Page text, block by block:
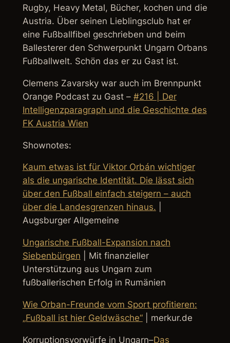
Rugby, Heavy Metal, Bücher, kochen und die
Austria. Über seinen Lieblingsclub hat er
eine Fußballfibel geschrieben und beim
Ballesterer den Schwerpunkt Ungarn Orbans
Fußballwelt. Schön das er zu Gast ist.
Clemens Zavarsky war auch im Brennpunkt
Orange Podcast zu Gast – #216 | Der
Intelligenzparagraph und die Geschichte des
FK Austria Wien
Shownotes:
Kaum etwas ist für Viktor Orbán wichtiger
als die ungarische Identität. Die lässt sich
über den Fußball einfach steigern – auch
über die Landesgrenzen hinaus.
Augsburger Allgemeine
Ungarische Fußball-Expansion nach
Siebenbürgen | Mit finanzieller
Unterstützung aus Ungarn zum
fußballerischen Erfolg in Rumänien
Wie Orban-Freunde vom Sport profitieren:
„Fußball ist hier Geldwäsche“| merkur.de
Korruptionsvorwürfe in Ungarn–Das